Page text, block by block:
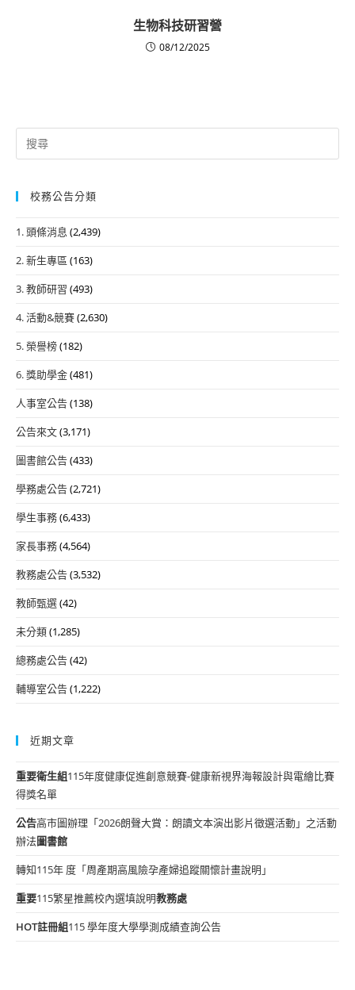
生物科技研習營
08/12/2025
Search
for:
校務公告分類
1. 頭條消息 (2,439)
2. 新生專區 (163)
3. 教師研習 (493)
4. 活動&競賽(2,630)
5. 榮譽榜(182)
6. 獎助學金(481)
人事室公告(138)
公告來文(3,171)
圖書館公告(433)
學務處公告(2,721)
學生事務(6,433)
家長事務(4,564)
教務處公告(3,532)
教師甄選(42)
未分類(1,285)
總務處公告(42)
輔導室公告(1,222)
近期文章
重要衛生組115年度健康促進創意競賽-健康新視界海報設計與電繪比賽
得獎名單
公告高市圖辦理「2026朗聲大賞：朗讀文本演出影片徵選活動」之活動
辦法圖書館
轉知115年 度「周產期高風險孕產婦追蹤關懷計畫說明」
重要115繁星推薦校內選填說明教務處
HOT註冊組115 學年度大學學測成績查詢公告